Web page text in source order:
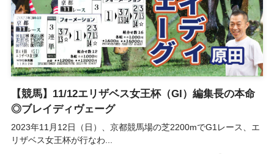
【競馬】11/12エリザベス女王杯（GI）編集長の本命
◎ブレイディヴェーグ
2023年11月12日（日）、京都競馬場の芝2200mでG1レース、エ
リザベス女王杯が行なわ...